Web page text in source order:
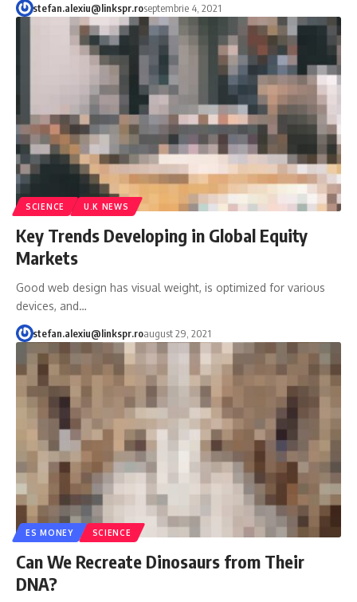
stefan.alexiu@linkspr.roseptembrie 4, 2021
SCIENCE U.K NEWS
Key Trends Developing in Global Equity
Markets
Good web design has visual weight, is optimized for various
devices, and…
stefan.alexiu@linkspr.roaugust 29, 2021
ES MONEY SCIENCE
Can We Recreate Dinosaurs from Their
DNA?